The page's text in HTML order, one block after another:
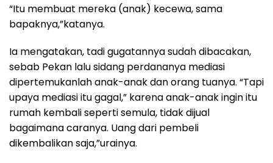
“Itu membuat mereka (anak) kecewa, sama
bapaknya,”katanya.
Ia mengatakan, tadi gugatannya sudah dibacakan,
sebab Pekan lalu sidang perdananya mediasi
dipertemukanlah anak-anak dan orang tuanya. “Tapi
upaya mediasi itu gagal,” karena anak-anak ingin itu
rumah kembali seperti semula, tidak dijual
bagaimana caranya. Uang dari pembeli
dikembalikan saja,”urainya.